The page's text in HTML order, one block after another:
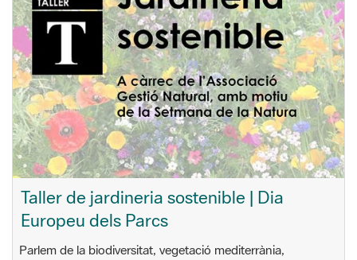
Taller de jardineria sostenible | Dia
Europeu dels Parcs
Parlem de la biodiversitat, vegetació mediterrània,